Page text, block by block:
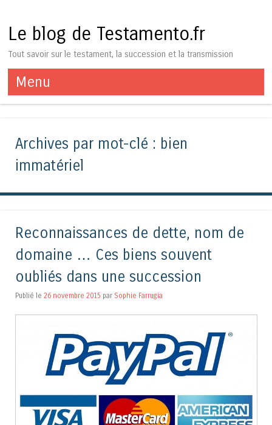
Le blog de Testamento.fr
Tout savoir sur le testament, la succession et la transmission
Menu
Aller au contenu
Archives par mot-clé : bien
immatériel
Reconnaissances de dette, nom de
domaine … Ces biens souvent
oubliés dans une succession
Publié le 26 novembre 2015 par Sophie Farrugia